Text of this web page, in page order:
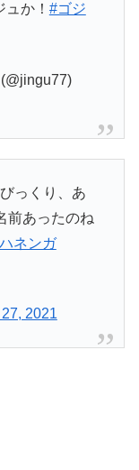
か！ #ゴジ
っくり、あ
前あったのね
ネンガ
27, 2021